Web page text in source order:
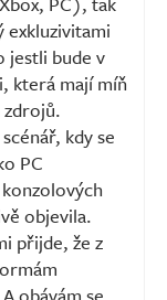
exkluzivitami
jestli bude v
která mají míň
zdrojů.
kdy se
PC
objevila.
přijde, že z